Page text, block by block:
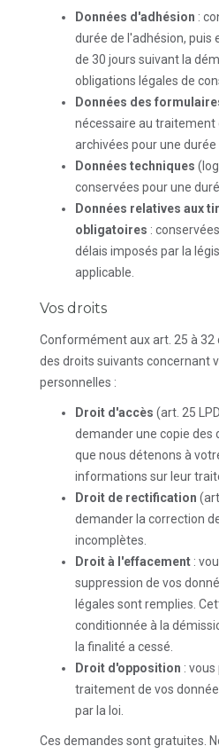
Données d'adhésion :
durée de l'adhésion, puis
de 30 jours suivant la
obligations légales de
Données des
nécessaire au traitement
archivées pour une
Données techniques
conservées pour une
Données relatives aux
obligatoires :
délais imposés par la
applicable.
Vos droits
Conformément aux art. 25 à 32
des droits suivants concernant
personnelles :
Droit d'accès (art. 25
demander une copie des
que nous détenons à
informations sur leur
Droit de rectification
demander la correction
incomplètes.
Droit à l'effacement :
suppression de vos
légales sont remplies.
conditionnée à la
la finalité a cessé.
Droit d'opposition :
traitement de vos
par la loi.
Ces demandes sont gratuites.